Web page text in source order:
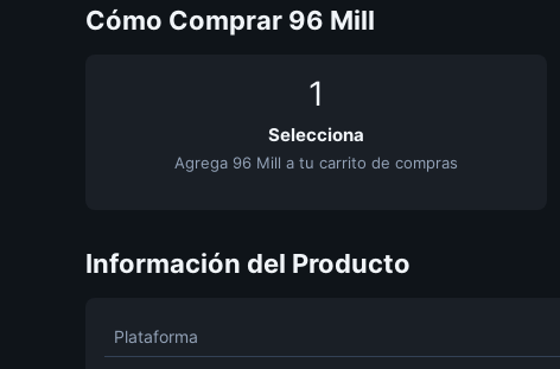
Cómo Comprar 96 Mill
1
Selecciona
Agrega 96 Mill a tu carrito de compras
Información del Producto
Plataforma